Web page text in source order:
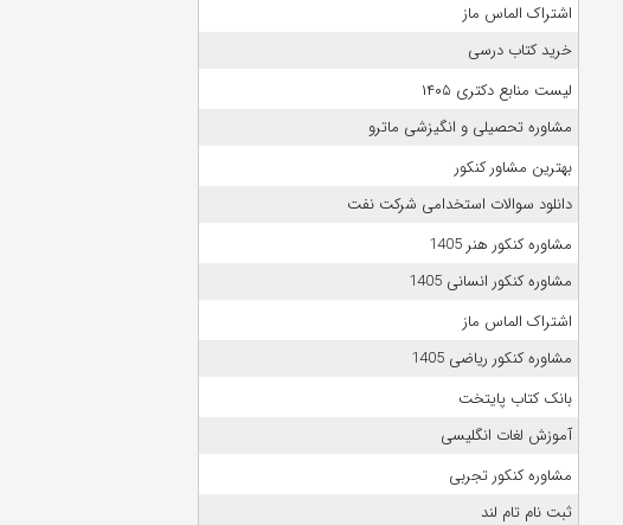
اشتراک الماس ماز
خرید کتاب درسی
لیست منابع دکتری ۱۴۰۵
مشاوره تحصیلی و انگیزشی ماترو
بهترین مشاور کنکور
دانلود سوالات استخدامی شرکت نفت
مشاوره کنکور هنر 1405
مشاوره کنکور انسانی 1405
اشتراک الماس ماز
مشاوره کنکور ریاضی 1405
بانک کتاب پایتخت
آموزش لغات انگلیسی
مشاوره کنکور تجربی
ثبت نام تام لند